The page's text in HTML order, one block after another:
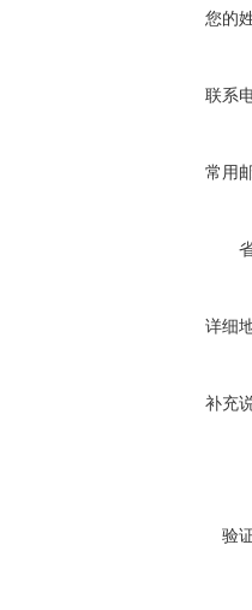
您的
联系
常用
详细
补充
验